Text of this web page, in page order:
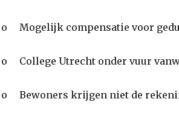
o Mogelijk compensatie voor
o College Utrecht onder vuur
o Bewoners krijgen niet de